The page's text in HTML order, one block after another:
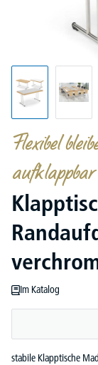
Flexibel
aufklappbar
Im Katalog
stabile Klapptische